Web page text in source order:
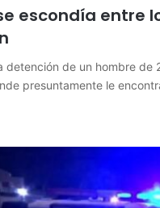
escondía entre
detención de un hombre de
presuntamente le